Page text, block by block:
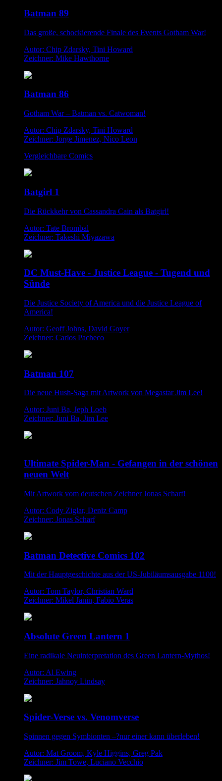
Batman 89
Das große, schockierende Finale des Events Gotham War!
Autor: Chip Zdarsky, Tini Howard
Zeichner: Mike Hawthorne
Batman 86
Gotham War – Batman vs. Catwoman!
Autor: Chip Zdarsky, Tini Howard
Zeichner: Jorge Jimenez, Nico Leon
Vergleichbare Comics
Batgirl 1
Die Rückkehr von Cassandra Cain als Batgirl!
Autor: Tate Brombal
Zeichner: Takeshi Miyazawa
DC Must-Have - Justice League - Tugend und
Sünde
Die Justice Society of America und die Justice League of
America!
Autor: Geoff Johns, David Goyer
Zeichner: Carlos Pacheco
Batman 107
Die neue Hush-Saga mit Artwork von Megastar Jim Lee!
Autor: Juni Ba, Jeph Loeb
Zeichner: Juni Ba, Jim Lee
Ultimate Spider-Man - Gefangen in der schönen
neuen Welt
Mit Artwork vom deutschen Zeichner Jonas Scharf!
Autor: Cody Ziglar, Deniz Camp
Zeichner: Jonas Scharf
Batman Detective Comics 102
Mit der Hauptgeschichte aus der US-Jubiläumsausgabe 1100!
Autor: Tom Taylor, Christian Ward
Zeichner: Mikel Janin, Fabio Veras
Absolute Green Lantern 1
Eine radikale Neuinterpretation des Green Lantern-Mythos!
Autor: Al Ewing
Zeichner: Jahnoy Lindsay
Spider-Verse vs. Venomverse
Spinnen gegen Symbionten –?nur einer kann überleben!
Autor: Mat Groom, Kyle Higgins, Greg Pak
Zeichner: Jim Towe, Luciano Vecchio